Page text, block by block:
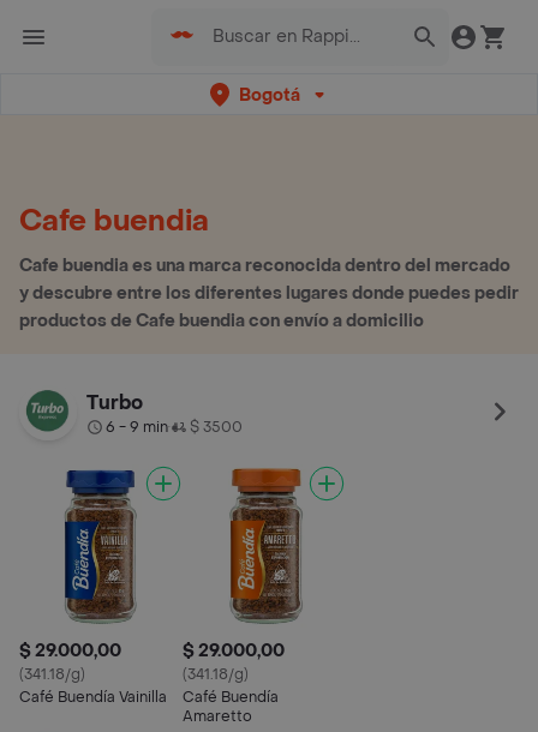
Bogotá
Cafe buendia
Cafe buendia es una marca reconocida dentro del mercado
y descubre entre los diferentes lugares donde puedes pedir
productos de Cafe buendia con envío a domicilio
Turbo
6 - 9 min• $ 3500
$ 29.000,00
(341.18/g)
Café Buendía Vainilla
$ 29.000,00
(341.18/g)
Café Buendía
Amaretto